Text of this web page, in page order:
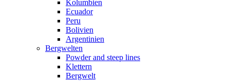
Kolumbien
Ecuador
Peru
Bolivien
Argentinien
Bergwelten
Powder and steep lines
Klettern
Bergwelt